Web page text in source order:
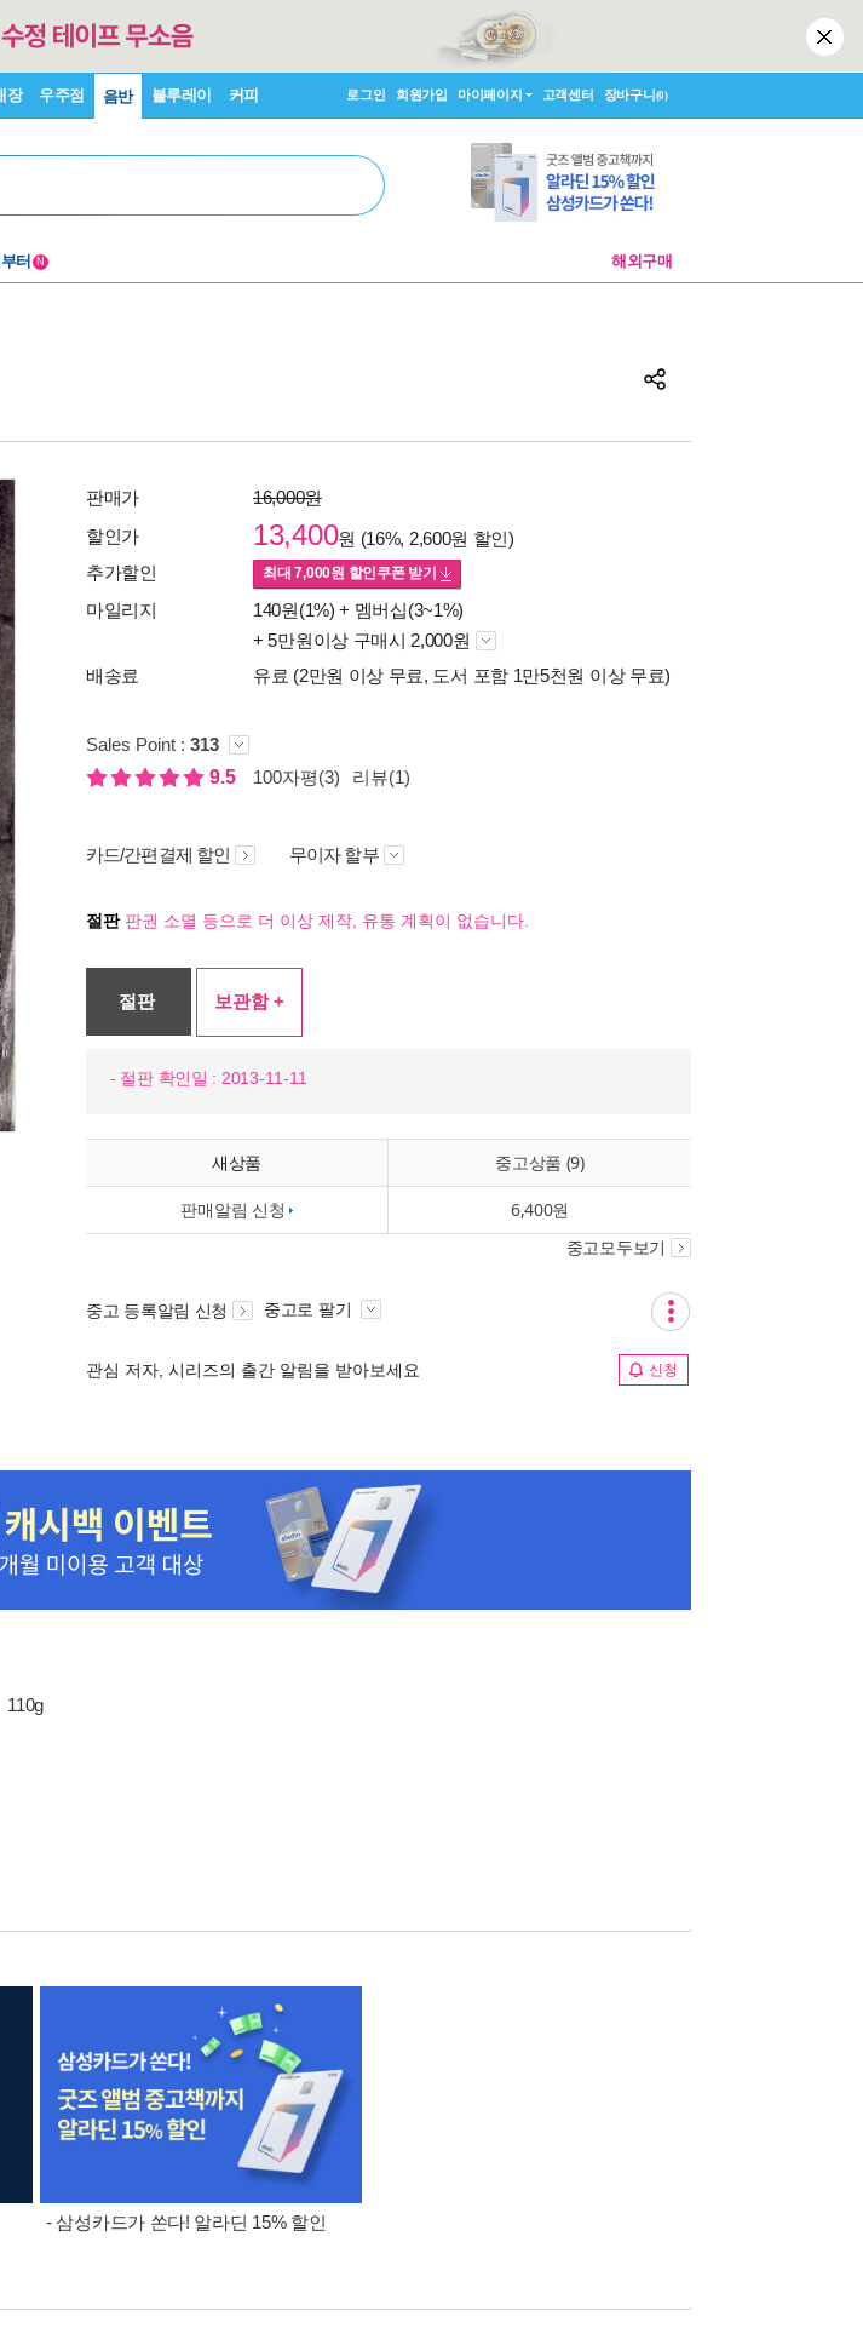
장 우주점 음반 블루레이 커피 로그인 회원가입 마이페이지 고객센터 장바구니(0)
터
반
N 해외구매
판매가
16,000원
할인가
13,400원 (16%, 2,600원 할인)
추가할인
최대7,000원 할인쿠폰 받기
마일리지 140원(1%) + 멤버십(3~1%)
+ 5만원이상 구매시 2,000원
배송료
유료 (2만원 이상 무료, 도서 포함 1만5천원 이상 무료)
Sales Point : 313
9.5
100자평(3) 리뷰(1)
카드/간편결제 할인 무이자 할부
절판판권 소멸 등으로 더 이상 제작, 유통 계획이 없습니다.
절판 보관함 +
- 절판 확인일 : 2013-11-11
새상품 중고상품 (9)
판매알림 신청 6,400원
중고모두보기
중고 등록알림 신청 중고로 팔기
관심 저자, 시리즈의 출간 알림을 받아보세요 신청
110g
- 삼성카드가 쏜다! 알라딘 15% 할인